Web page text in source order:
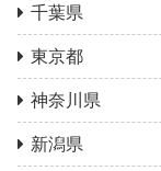
千葉県
東京都
神奈川県
新潟県